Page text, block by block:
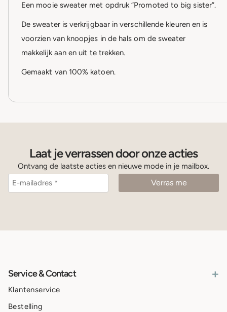
Een mooie sweater met opdruk “Promoted to big sister”.
De sweater is verkrijgbaar in verschillende kleuren en is
voorzien van knoopjes in de hals om de sweater
makkelijk aan en uit te trekken.
Gemaakt van 100% katoen.
Laat je verrassen door onze acties
Ontvang de laatste acties en nieuwe mode in je mailbox.
Service & Contact +
Klantenservice
Bestelling